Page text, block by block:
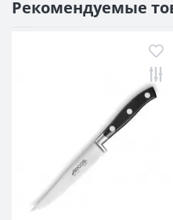
Рекомендуемые